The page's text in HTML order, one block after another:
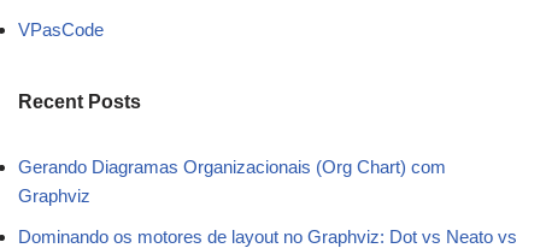
VPasCode
Recent Posts
Gerando Diagramas Organizacionais (Org Chart) com
Graphviz
Dominando os motores de layout no Graphviz: Dot vs Neato vs